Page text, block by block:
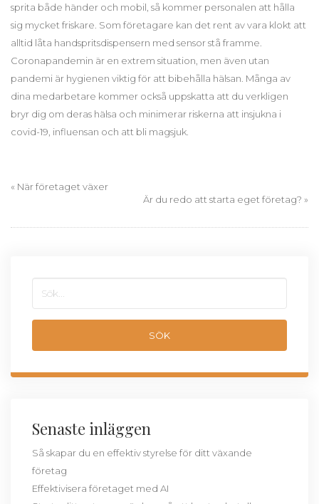
sprita både händer och mobil, så kommer personalen att hålla
sig mycket friskare. Som företagare kan det rent av vara klokt att
alltid låta handspritsdispensern med sensor stå framme.
Coronapandemin är en extrem situation, men även utan
pandemi är hygienen viktig för att bibehålla hälsan. Många av
dina medarbetare kommer också uppskatta att du verkligen
bryr dig om deras hälsa och minimerar riskerna att insjukna i
covid-19, influensan och att bli magsjuk.
« När företaget växer
Är du redo att starta eget företag? »
Senaste inläggen
Så skapar du en effektiv styrelse för ditt växande
företag
Effektivisera företaget med AI